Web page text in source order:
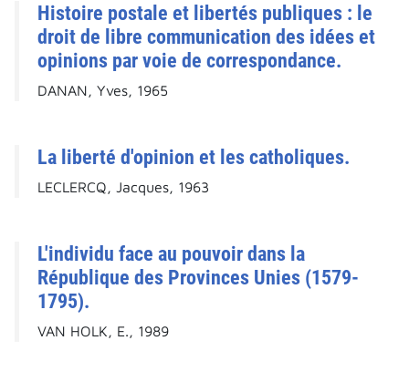
Histoire postale et libertés publiques : le
droit de libre communication des idées et
opinions par voie de correspondance.
DANAN, Yves, 1965
La liberté d'opinion et les catholiques.
LECLERCQ, Jacques, 1963
L'individu face au pouvoir dans la
République des Provinces Unies (1579-
1795).
VAN HOLK, E., 1989